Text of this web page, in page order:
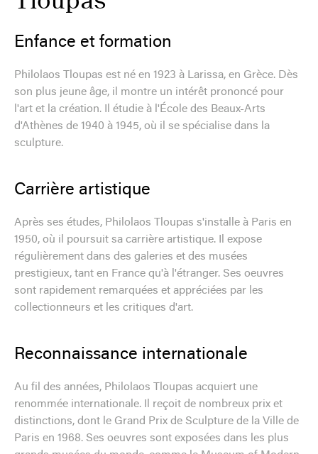
Enfance et formation
Philolaos Tloupas est né en 1923 à Larissa, en Grèce. Dès
son plus jeune âge, il montre un intérêt prononcé pour
l'art et la création. Il étudie à l'École des Beaux-Arts
d'Athènes de 1940 à 1945, où il se spécialise dans la
sculpture.
Carrière artistique
Après ses études, Philolaos Tloupas s'installe à Paris en
1950, où il poursuit sa carrière artistique. Il expose
régulièrement dans des galeries et des musées
prestigieux, tant en France qu'à l'étranger. Ses oeuvres
sont rapidement remarquées et appréciées par les
collectionneurs et les critiques d'art.
Reconnaissance internationale
Au fil des années, Philolaos Tloupas acquiert une
renommée internationale. Il reçoit de nombreux prix et
distinctions, dont le Grand Prix de Sculpture de la Ville de
Paris en 1968. Ses oeuvres sont exposées dans les plus